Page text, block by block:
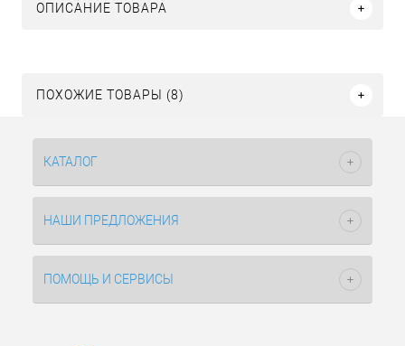
ОПИСАНИЕ ТОВАРА
ПОХОЖИЕ ТОВАРЫ (8)
КАТАЛОГ
НАШИ ПРЕДЛОЖЕНИЯ
ПОМОЩЬ И СЕРВИСЫ